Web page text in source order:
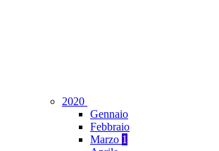
2020
Gennaio
Febbraio
Marzo 1